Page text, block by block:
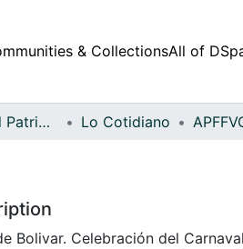
& CollectionsAll of
Fondo Archivo del Patrimonio Fotográfico y Fílmico del Valle del Cauca Lo Cotidiano
Bolivar. Celebración del